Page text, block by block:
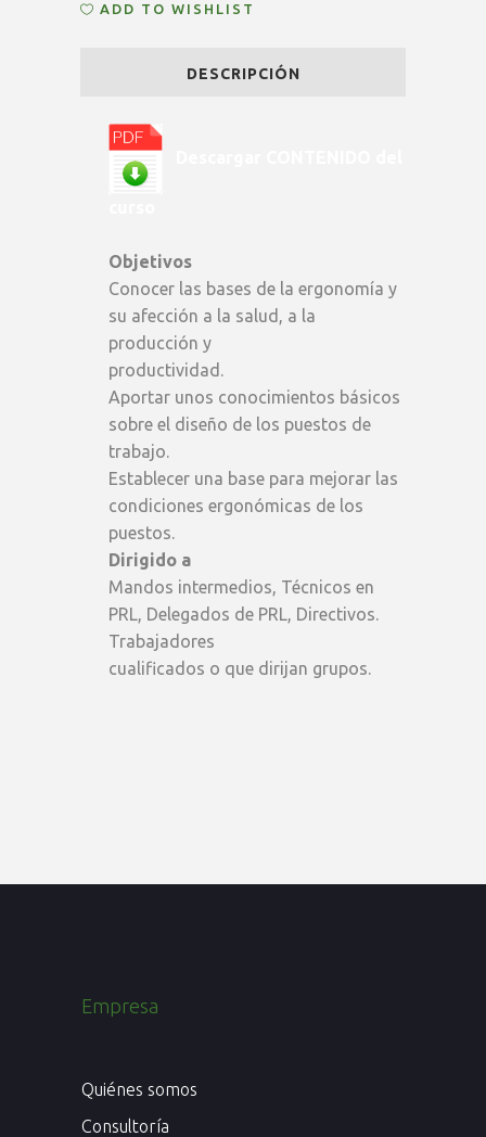
de
quantity
ADD TO WISHLIST
DESCRIPCIÓN
Objetivos
Conocer las bases de la ergonomía y
su afección a la salud, a la
producción y
productividad.
Aportar unos conocimientos básicos
sobre el diseño de los puestos de
trabajo.
Establecer una base para mejorar las
condiciones ergonómicas de los
puestos.
Dirigido a
Mandos intermedios, Técnicos en
PRL, Delegados de PRL, Directivos.
Trabajadores
cualificados o que dirijan grupos.
Empresa
Quiénes somos
Consultoría